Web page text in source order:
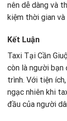
nên dễ dàng và
kiệm thời gian
Kết Luận
Taxi Tại Cần
còn là người bạn
trình. Với tiện
ngạc nhiên khi
đầu của người